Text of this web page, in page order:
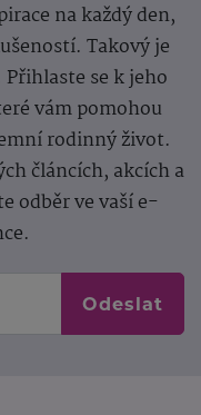
na každý den,
Takový je
se k jeho
vám pomohou
rodinný život.
článcích, akcích a
odběr ve vaší e-
Odeslat